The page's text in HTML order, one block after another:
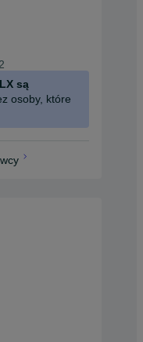
są
osoby, które